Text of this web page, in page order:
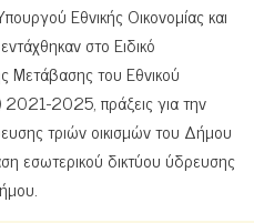
Εθνικής Οικονομίας και
εντάχθηκαν στο Ειδικό
Μετάβασης του Εθνικού
2025, πράξεις για την
τριών οικισμών του Δήμου
εσωτερικού δικτύου ύδρευσης